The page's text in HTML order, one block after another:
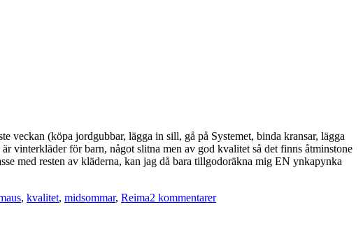
veckan (köpa jordgubbar, lägga in sill, gå på Systemet, binda kransar, lägga
vinterkläder för barn, något slitna men av god kvalitet så det finns åtminstone
med resten av kläderna, kan jag då bara tillgodoräkna mig EN ynkapynka
, kvalitet, midsommar, Reima2 kommentarertill